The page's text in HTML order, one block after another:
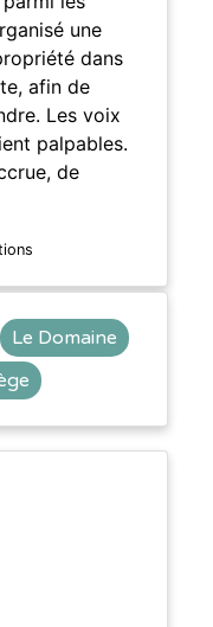
une
dans
afin de
Les voix
palpables.
de
Le Domaine